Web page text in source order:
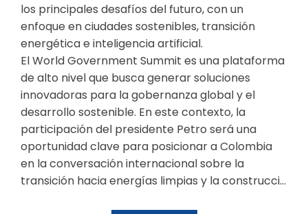
los principales desafíos del futuro, con un
enfoque en ciudades sostenibles, transición
energética e inteligencia artificial.
El World Government Summit es una plataforma
de alto nivel que busca generar soluciones
innovadoras para la gobernanza global y el
desarrollo sostenible. En este contexto, la
participación del presidente Petro será una
oportunidad clave para posicionar a Colombia
en la conversación internacional sobre la
transición hacia energías limpias y la construcci...